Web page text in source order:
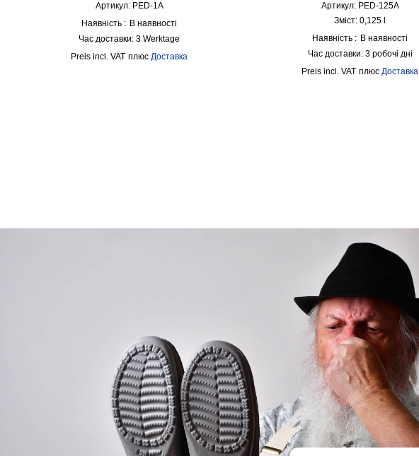
Артикул: PED-1A
Наявність : В наявності
Час доставки:3 Werktage
incl. VAT плюсДоставка
Артикул: PED-125A
Зміст: 0,125
Наявність : В наявності
Час доставки: 3 робочі дні
incl. VAT плюсДоставка